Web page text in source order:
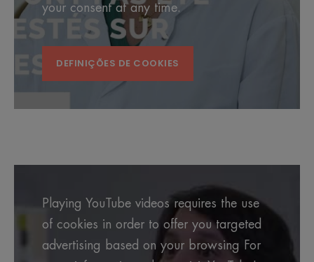
your consent at any time.
DEFINIÇÕES DE COOKIES
Playing YouTube videos requires the use
of cookies in order to offer you targeted
advertising based on your browsing For